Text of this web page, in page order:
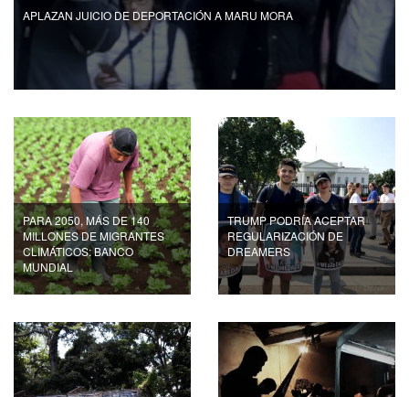
APLAZAN JUICIO DE DEPORTACIÓN A MARU MORA
PARA 2050, MÁS DE 140
MILLONES DE MIGRANTES
CLIMÁTICOS: BANCO
MUNDIAL
TRUMP PODRÍA ACEPTAR
REGULARIZACIÓN DE
DREAMERS